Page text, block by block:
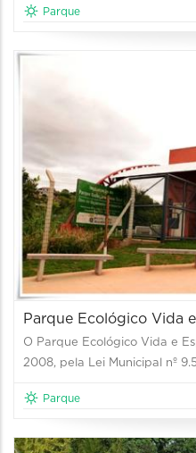
Parque
Parque Ecológico Vida
O Parque Ecológico Vida e
2008, pela Lei Municipal nº
Parque